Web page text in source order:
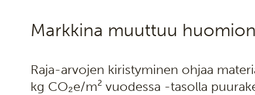
Markkina muuttuu
Raja-arvojen kiristyminen ohjaa
kg CO₂e/m² vuodessa -tasolla